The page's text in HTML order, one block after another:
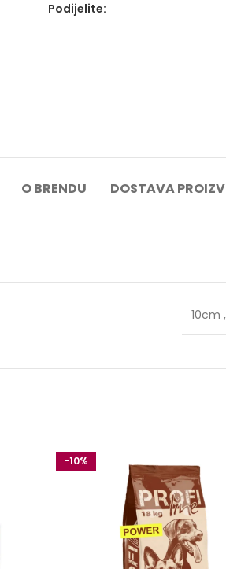
Podijelite:
O BRENDU DOSTAVA
10cm ,
-10%